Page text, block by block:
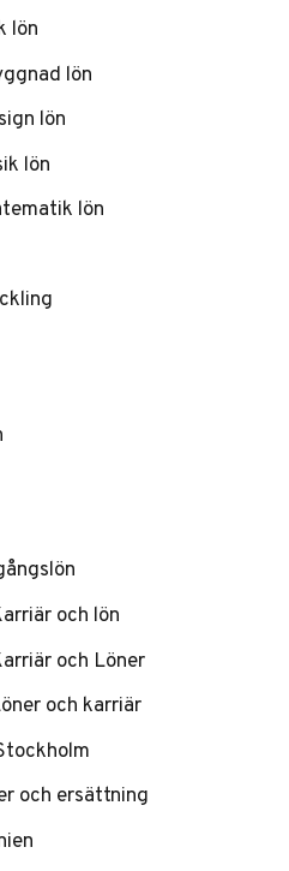
lön
lön
lön
lön
lön
och lön
och Löner
och karriär
och ersättning